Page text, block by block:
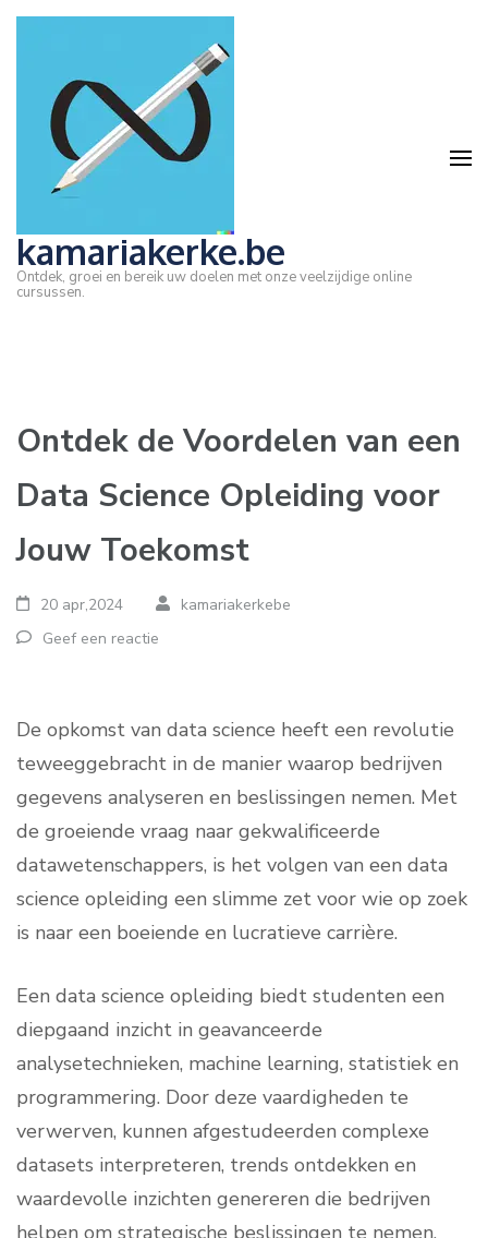
Ga
Enter)
kamariakerke.be
Ontdek, groei en bereik uw doelen met onze veelzijdige online
cursussen.
Ontdek de Voordelen van een
Data Science Opleiding voor
Jouw Toekomst
20 apr,2024
kamariakerkebe
Geef een reactie
De opkomst van data science heeft een revolutie
teweeggebracht in de manier waarop bedrijven
gegevens analyseren en beslissingen nemen. Met
de groeiende vraag naar gekwalificeerde
datawetenschappers, is het volgen van een data
science opleiding een slimme zet voor wie op zoek
is naar een boeiende en lucratieve carrière.
Een data science opleiding biedt studenten een
diepgaand inzicht in geavanceerde
analysetechnieken, machine learning, statistiek en
programmering. Door deze vaardigheden te
verwerven, kunnen afgestudeerden complexe
datasets interpreteren, trends ontdekken en
waardevolle inzichten genereren die bedrijven
helpen om strategische beslissingen te nemen.